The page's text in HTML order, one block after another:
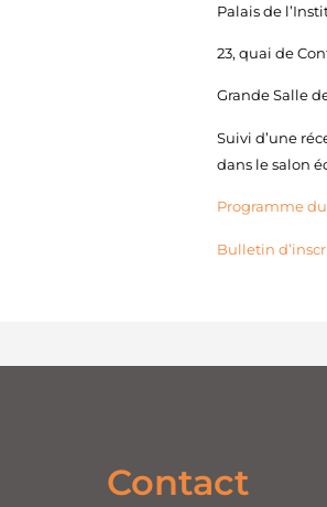
Palais de
23, quai de
Grande Salle
Suivi d’une
dans le salon
Programme
Bulletin
Contact